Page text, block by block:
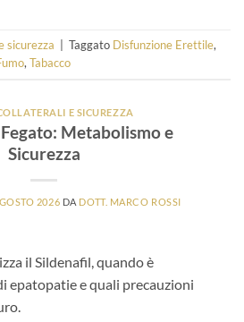
sicurezza Taggato Disfunzione Erettile,
, Tabacco
E SICUREZZA
Metabolismo e
Sicurezza
2026 DA DOTT. MARCO ROSSI
il Sildenafil, quando è
epatopatie e quali precauzioni